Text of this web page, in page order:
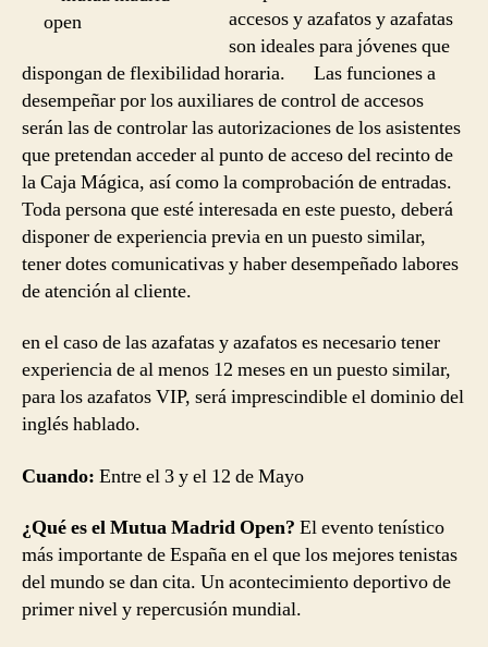
accesos y azafatos y azafatas
son ideales para jóvenes que
dispongan de flexibilidad horaria. Las funciones a
desempeñar por los auxiliares de control de accesos
serán las de controlar las autorizaciones de los asistentes
que pretendan acceder al punto de acceso del recinto de
la Caja Mágica, así como la comprobación de entradas.
Toda persona que esté interesada en este puesto, deberá
disponer de experiencia previa en un puesto similar,
tener dotes comunicativas y haber desempeñado labores
de atención al cliente.
en el caso de las azafatas y azafatos es necesario tener
experiencia de al menos 12 meses en un puesto similar,
para los azafatos VIP, será imprescindible el dominio del
inglés hablado.
Cuando: Entre el 3 y el 12 de Mayo
¿Qué es el Mutua Madrid Open? El evento tenístico
más importante de España en el que los mejores tenistas
del mundo se dan cita. Un acontecimiento deportivo de
primer nivel y repercusión mundial.